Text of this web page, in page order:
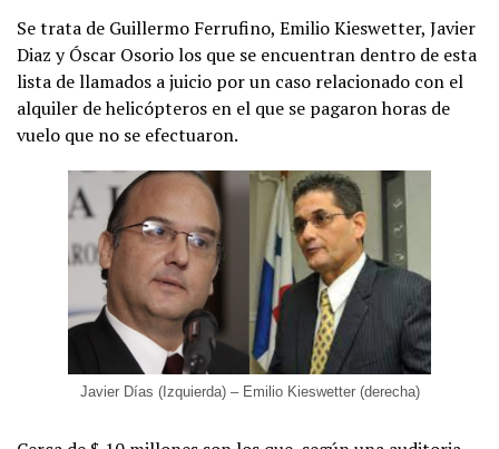
Se trata de Guillermo Ferrufino, Emilio Kieswetter, Javier
Diaz y Óscar Osorio los que se encuentran dentro de esta
lista de llamados a juicio por un caso relacionado con el
alquiler de helicópteros en el que se pagaron horas de
vuelo que no se efectuaron.
Javier Días (Izquierda) – Emilio Kieswetter (derecha)